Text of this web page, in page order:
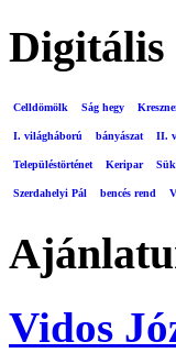
Celldömölk Ság hegy
I. világháború bányászat II.
Településtörténet Keripar
Szerdahelyi Pál bencés rend
Vidos